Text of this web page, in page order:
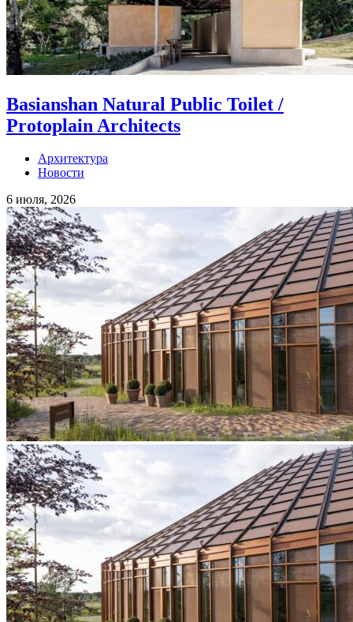
Basianshan Natural Public Toilet /
Protoplain Architects
Архитектура
Новости
6 июля, 2026